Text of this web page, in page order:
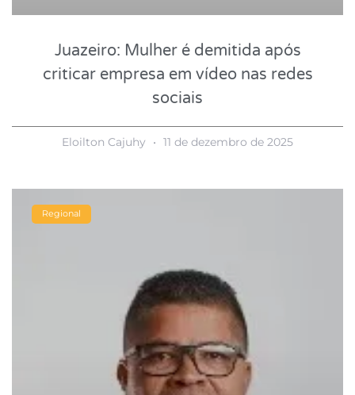
Juazeiro: Mulher é demitida após
criticar empresa em vídeo nas redes
sociais
Eloilton Cajuhy 11 de dezembro de 2025
Regional